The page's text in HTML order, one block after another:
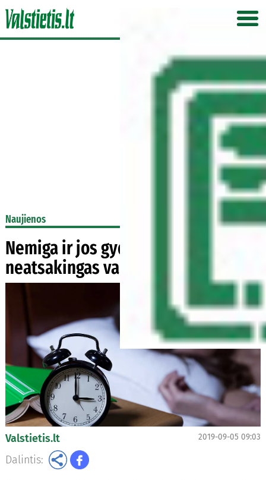
Naujienos
Nemiga ir jos gydymas: kur nuves
neatsakingas vaistų vartojimas
Valstietis.lt 2019-09-05 09:03
Dalintis: